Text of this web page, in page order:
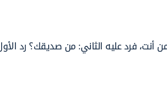
فرد عليه الثاني: من صديقك؟ رد